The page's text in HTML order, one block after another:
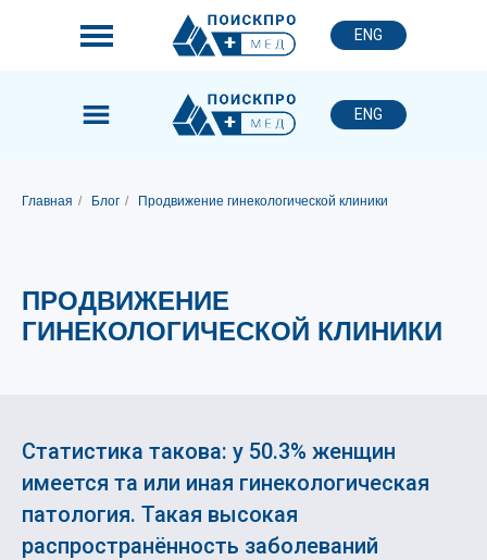
ENG
ENG
Главная / Блог / Продвижение гинекологической клиники
ПРОДВИЖЕНИЕ
ГИНЕКОЛОГИЧЕСКОЙ КЛИНИКИ
Статистика такова: у 50.3% женщин
имеется та или иная гинекологическая
патология. Такая высокая
распространённость заболеваний